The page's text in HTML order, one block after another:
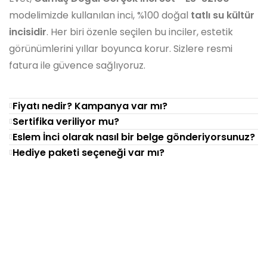
modelimizde kullanılan inci, %100 doğal tatlı su kültür
incisidir. Her biri özenle seçilen bu inciler, estetik
görünümlerini yıllar boyunca korur. Sizlere resmi
fatura ile güvence sağlıyoruz.
Fiyatı nedir? Kampanya var mı?
Sertifika veriliyor mu?
Eslem İnci olarak nasıl bir belge gönderiyorsunuz?
Hediye paketi seçeneği var mı?